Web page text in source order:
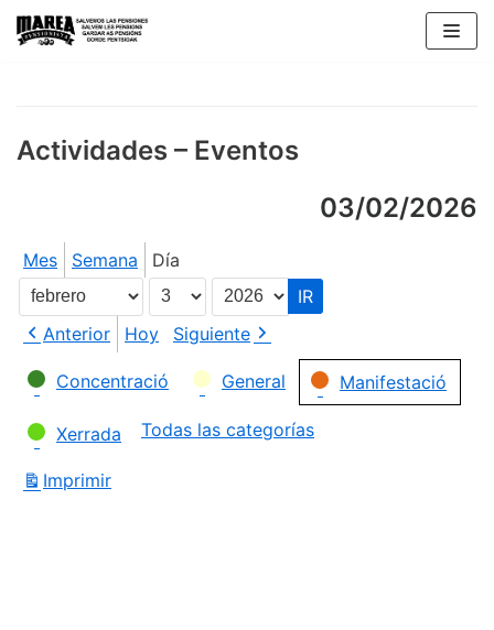
Saltar
Actividades – Eventos
03/02/2026
Mes Semana Día
Mes
Día
Año
Anterior
Hoy
Siguiente
Categorías
Concentració General Manifestació
Xerrada Todas las categorías
Imprimir